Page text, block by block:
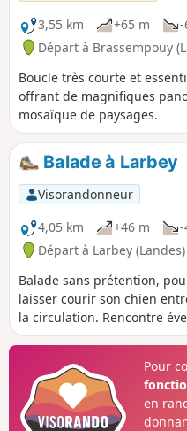
3,55 km +65 m -
Départ à Brassempouy
Boucle très courte et
offrant de magnifiques
mosaïque de paysages.
Balade à Larbey
Visorandonneur
4,05 km
+46 m -
Départ à Larbey (Landes)
Balade sans prétention,
laisser courir son chien
la circulation. Rencontre
lequel échanger quelques
Pour
en